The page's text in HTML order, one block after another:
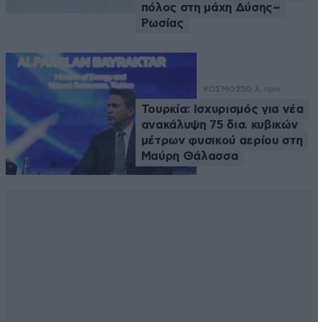
πόλος στη μάχη Δύσης–
Ρωσίας
ΚΟΣΜΟΣ50 λ. πριν
Τουρκία: Ισχυρισμός για νέα
ανακάλυψη 75 δισ. κυβικών
μέτρων φυσικού αερίου στη
Μαύρη Θάλασσα